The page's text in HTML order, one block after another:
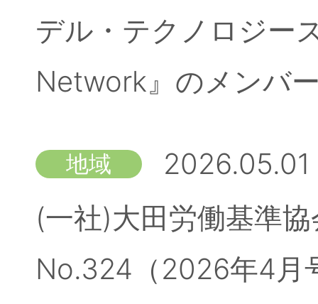
デル・テクノロジー
Network』のメンバ
地域
2026.05.01
(一社)大田労働基準
No.324（2026年4月